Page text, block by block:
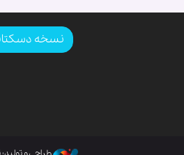
نسخه